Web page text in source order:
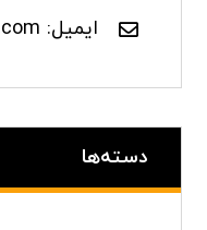
ایمیل: info@asalegharedagh.com
دسته‌ها